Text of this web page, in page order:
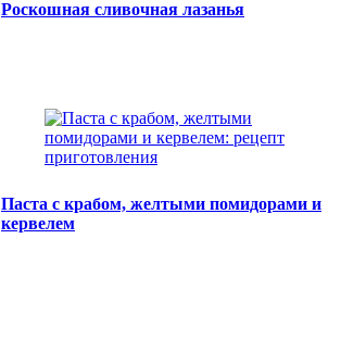
Роскошная сливочная лазанья
Паста с крабом, желтыми помидорами и
кервелем